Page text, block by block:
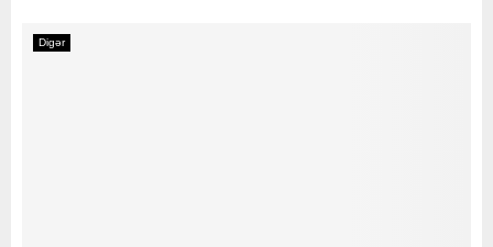
Digər